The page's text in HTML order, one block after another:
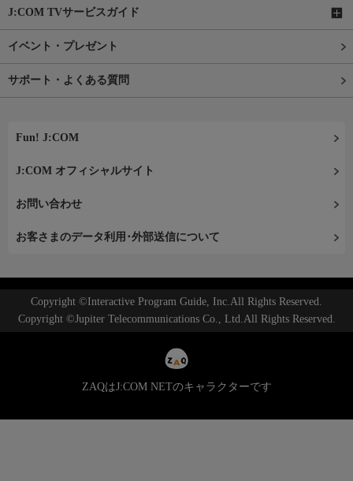
J:COM TVサービスガイド
イベント・プレゼント
サポート・よくある質問
Fun! J:COM
J:COM オフィシャルサイト
お問い合わせ
お客さまのデータ利用･外部送信について
Copyright ©Interactive Program Guide, Inc.All Rights Reserved.
Copyright ©Jupiter Telecommunications Co., Ltd.All Rights Reserved.
ZAQはJ:COM NETのキャラクターです